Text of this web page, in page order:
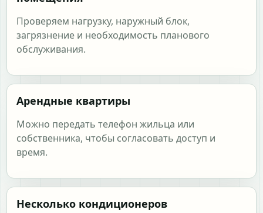
Проверяем нагрузку, наружный блок,
загрязнение и необходимость планового
обслуживания.
Арендные квартиры
Можно передать телефон жильца или
собственника, чтобы согласовать доступ и
время.
Несколько кондиционеров